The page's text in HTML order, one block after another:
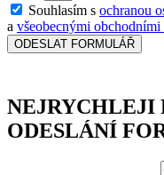
Souhlasím s ochranou
a všeobecnými
ODESLAT FORMULÁŘ
NEJRYCHLEJI
ODESLÁNÍ